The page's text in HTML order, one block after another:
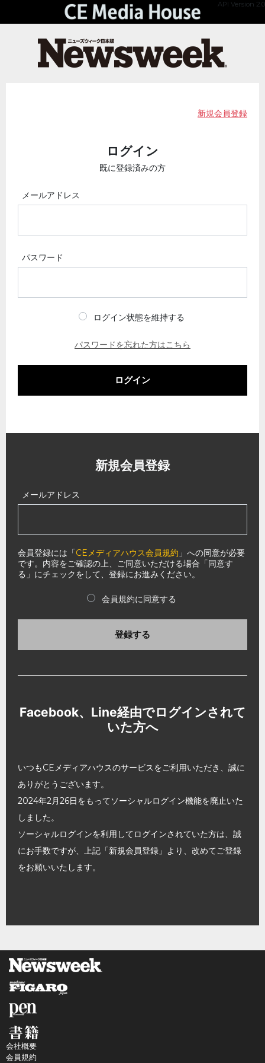
API Version 2.0
新規会員登録
ログイン
既に登録済みの方
メールアドレス
パスワード
ログイン状態を維持する
パスワードを忘れた方はこちら
ログイン
新規会員登録
メールアドレス
会員登録には「CEメディアハウス会員規約 」への同意が必要
です。内容をご確認の上、ご同意いただける場合「同意す
る」にチェックをして、登録にお進みください。
会員規約に同意する
登録する
Facebook、Line経由でログインされて
いた方へ
いつもCEメディアハウスのサービスをご利用いただき、誠に
ありがとうございます。
2024年2月26日をもってソーシャルログイン機能を廃止いた
しました。
ソーシャルログインを利用してログインされていた方は、誠
にお手数ですが、上記「新規会員登録」より、改めてご登録
をお願いいたします。
会社概要
会員規約